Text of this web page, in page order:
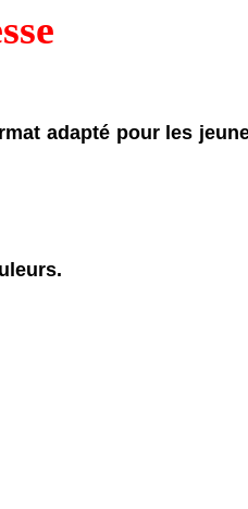
adapté pour les